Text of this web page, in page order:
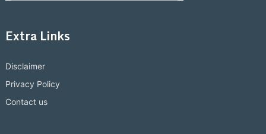
Extra Links
Disclaimer
Privacy Policy
Contact us